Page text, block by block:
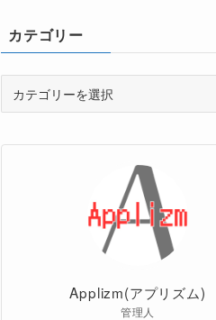
カテゴリー
リ
Applizm(アプリズム)
管理人